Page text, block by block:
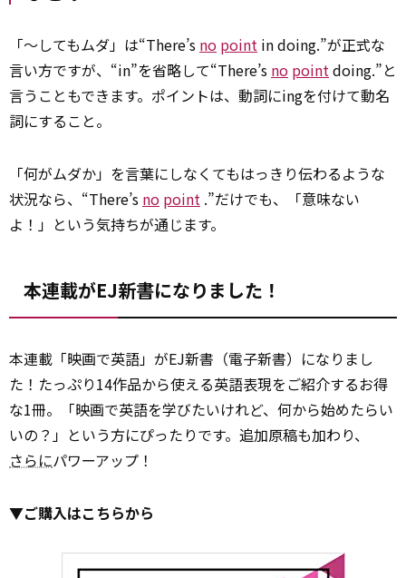
「～してもムダ」は“There’s no point in doing.”が正式な
言い方ですが、“in”を省略して“There’s no pointdoing.”と
言うこともできます。ポイントは、動詞にingを付けて動名
詞にすること。
「何がムダか」を言葉にしなくてもはっきり伝わるような
状況なら、“There’s no point .”だけでも、「意味ない
よ！」という気持ちが通じます。
本連載がEJ新書になりました！
本連載「映画で英語」がEJ新書（電子新書）になりまし
た！たっぷり14作品から使える英語表現をご紹介するお得
な1冊。「映画で英語を学びたいけれど、何から始めたらい
いの？」という方にぴったりです。追加原稿も加わり、
さらにパワーアップ！
▼ご購入はこちらから